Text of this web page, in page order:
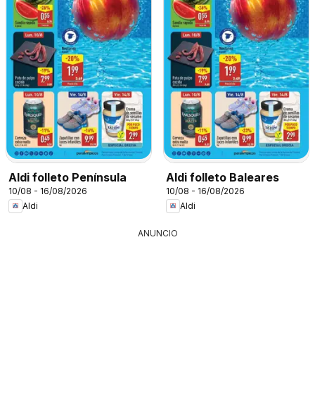
Aldi folleto Península
10/08 - 16/08/2026
Aldi
Aldi folleto Baleares
10/08 - 16/08/2026
Aldi
ANUNCIO